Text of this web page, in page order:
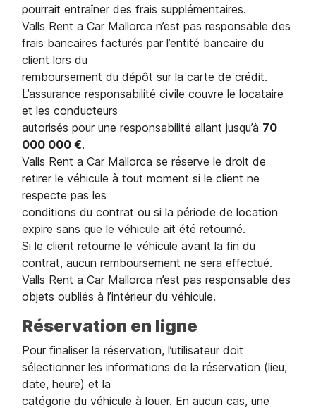
pourrait entraîner des frais supplémentaires.
Valls Rent a Car Mallorca n’est pas responsable des
frais bancaires facturés par l’entité bancaire du
client lors du
remboursement du dépôt sur la carte de crédit.
L’assurance responsabilité civile couvre le locataire
et les conducteurs
autorisés pour une responsabilité allant jusqu’à 70
000 000 €.
Valls Rent a Car Mallorca se réserve le droit de
retirer le véhicule à tout moment si le client ne
respecte pas les
conditions du contrat ou si la période de location
expire sans que le véhicule ait été retourné.
Si le client retourne le véhicule avant la fin du
contrat, aucun remboursement ne sera effectué.
Valls Rent a Car Mallorca n’est pas responsable des
objets oubliés à l’intérieur du véhicule.
Réservation en ligne
Pour finaliser la réservation, l’utilisateur doit
sélectionner les informations de la réservation (lieu,
date, heure) et la
catégorie du véhicule à louer. En aucun cas, une